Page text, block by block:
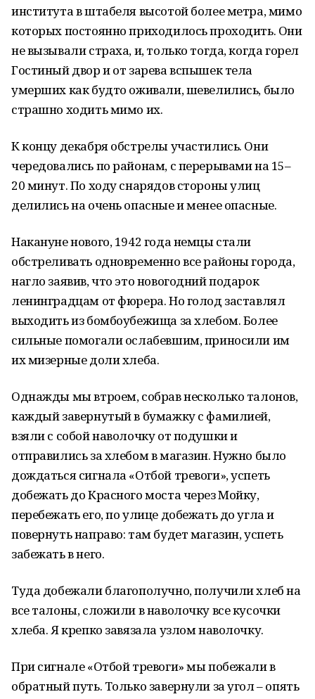
института в штабеля высотой более метра, мимо
которых постоянно приходилось проходить. Они
не вызывали страха, и, только тогда, когда горел
Гостиный двор и от зарева вспышек тела
умерших как будто оживали, шевелились, было
страшно ходить мимо их.
К концу декабря обстрелы участились. Они
чередовались по районам, с перерывами на 15–
20 минут. По ходу снарядов стороны улиц
делились на очень опасные и менее опасные.
Накануне нового, 1942 года немцы стали
обстреливать одновременно все районы города,
нагло заявив, что это новогодний подарок
ленинградцам от фюрера. Но голод заставлял
выходить из бомбоубежища за хлебом. Более
сильные помогали ослабевшим, приносили им
их мизерные доли хлеба.
Однажды мы втроем, собрав несколько талонов,
каждый завернутый в бумажку с фамилией,
взяли с собой наволочку от подушки и
отправились за хлебом в магазин. Нужно было
дождаться сигнала «Отбой тревоги», успеть
добежать до Красного моста через Мойку,
перебежать его, по улице добежать до угла и
повернуть направо: там будет магазин, успеть
забежать в него.
Туда добежали благополучно, получили хлеб на
все талоны, сложили в наволочку все кусочки
хлеба. Я крепко завязала узлом наволочку.
При сигнале «Отбой тревоги» мы побежали в
обратный путь. Только завернули за угол – опять